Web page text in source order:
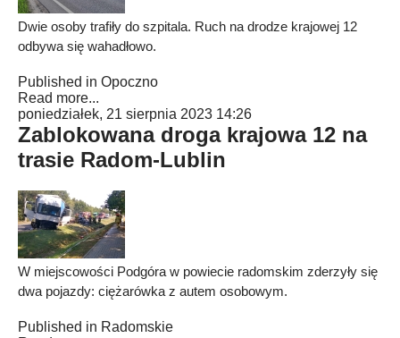
Dwie osoby trafiły do szpitala. Ruch na drodze krajowej 12
odbywa się wahadłowo.
Published in Opoczno
Read more...
poniedziałek, 21 sierpnia 2023 14:26
Zablokowana droga krajowa 12 na
trasie Radom-Lublin
W miejscowości Podgóra w powiecie radomskim zderzyły się
dwa pojazdy: ciężarówka z autem osobowym.
Published in Radomskie